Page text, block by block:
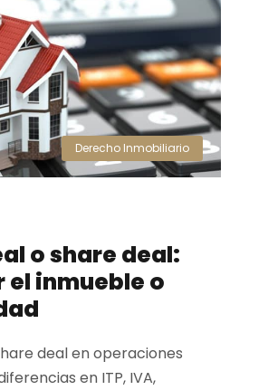
Derecho Inmobiliario
o share deal:
inmueble o
deal en operaciones
en ITP, IVA,